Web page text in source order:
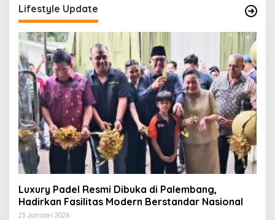
Lifestyle Update
Luxury Padel Resmi Dibuka di Palembang,
Hadirkan Fasilitas Modern Berstandar Nasional
23 Januari 2026